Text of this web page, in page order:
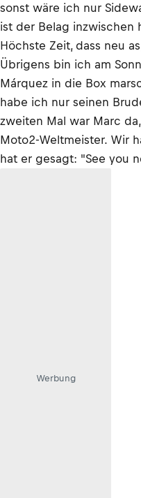
sonst wäre ich nur
ist der Belag inzwischen
Höchste Zeit, dass neu
Übrigens bin ich am
Márquez in die Box
habe ich nur seinen
zweiten Mal war Marc
Moto2-Weltmeister. Wir
hat er gesagt: "See you
Werbung